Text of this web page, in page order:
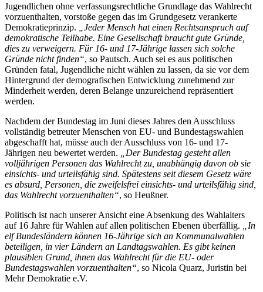
Jugendlichen ohne verfassungsrechtliche Grundlage das Wahlrecht
vorzuenthalten, vorstoße gegen das im Grundgesetz verankerte
Demokratieprinzip.
„Jeder Mensch hat einen Rechtsanspruch auf
demokratische Teilhabe. Eine Gesellschaft braucht gute Gründe,
dies zu verweigern. Für 16- und 17-Jährige lassen sich solche
Gründe nicht finden“, so Pautsch. Auch sei es aus politischen
Gründen fatal, Jugendliche nicht wählen zu lassen, da sie vor dem
Hintergrund der demografischen Entwicklung zunehmend zur
Minderheit werden, deren Belange unzureichend repräsentiert
werden.
Nachdem der Bundestag im Juni dieses Jahres den Ausschluss
vollständig betreuter Menschen von EU- und Bundestagswahlen
abgeschafft hat, müsse auch der Ausschluss von 16- und 17-
Jährigen neu bewertet werden.
„Der Bundestag gesteht allen
volljährigen Personen das Wahlrecht zu, unabhängig davon ob sie
einsichts- und urteilsfähig sind. Spätestens seit diesem Gesetz wäre
es absurd, Personen, die zweifelsfrei einsichts- und urteilsfähig sind,
das Wahlrecht vorzuenthalten“, so Heußner.
Politisch ist nach unserer Ansicht eine Absenkung des Wahlalters
auf 16 Jahre für Wahlen auf allen politischen Ebenen überfällig.
„In
elf Bundesländern können 16-Jährige sich an Kommunalwahlen
beteiligen, in vier Ländern an Landtagswahlen. Es gibt keinen
plausiblen Grund, ihnen das Wahlrecht für die EU- oder
Bundestagswahlen vorzuenthalten“, so Nicola Quarz, Juristin bei
Mehr Demokratie e.V.